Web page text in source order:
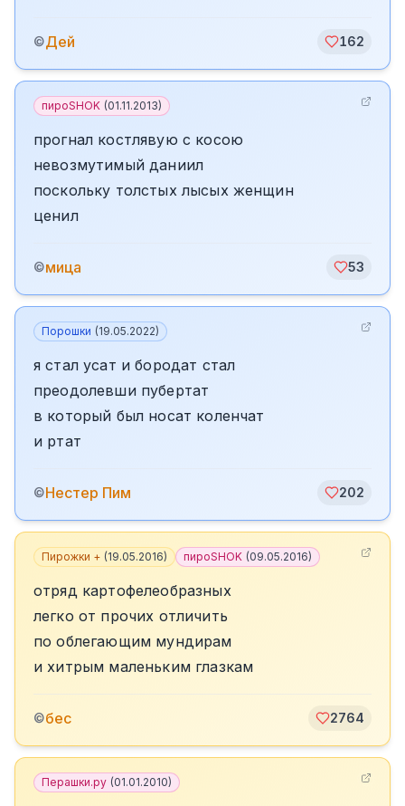
©Дей 162
пироSHOK (01.11.2013)
прогнал костлявую с косою
невозмутимый даниил
поскольку толстых лысых женщин
ценил
©мица 53
Порошки (19.05.2022)
я стал усат и бородат стал
преодолевши пубертат
в который был носат коленчат
и ртат
©️Нестер Пим 202
Пирожки + (19.05.2016) пироSHOK (09.05.2016)
отряд картофелеобразных
легко от прочих отличить
по облегающим мундирам
и хитрым маленьким глазкам
©бес 2764
Перашки.ру (01.01.2010)